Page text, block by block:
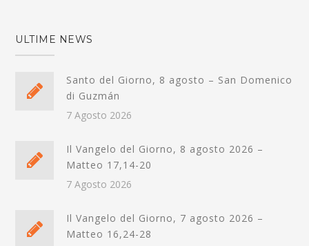
ULTIME NEWS
Santo del Giorno, 8 agosto – San Domenico
di Guzmán
7 Agosto 2026
Il Vangelo del Giorno, 8 agosto 2026 –
Matteo 17,14-20
7 Agosto 2026
Il Vangelo del Giorno, 7 agosto 2026 –
Matteo 16,24-28